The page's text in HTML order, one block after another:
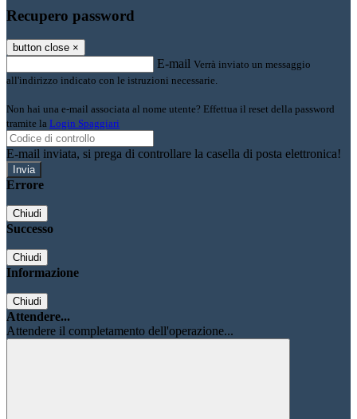
Recupero password
button close ×
E-mail Verrà inviato un messaggio
all'indirizzo indicato con le istruzioni necessarie.
Non hai una e-mail associata al nome utente? Effettua il reset della password
tramite la Login Spaggiari
E-mail inviata, si prega di controllare la casella di posta elettronica!
Errore
Chiudi
Successo
Chiudi
Informazione
Chiudi
Attendere...
Attendere il completamento dell'operazione...